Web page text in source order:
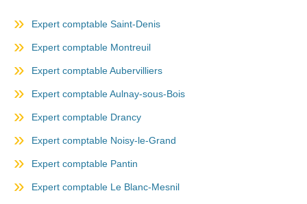
Expert comptable Saint-Denis
Expert comptable Montreuil
Expert comptable Aubervilliers
Expert comptable Aulnay-sous-Bois
Expert comptable Drancy
Expert comptable Noisy-le-Grand
Expert comptable Pantin
Expert comptable Le Blanc-Mesnil